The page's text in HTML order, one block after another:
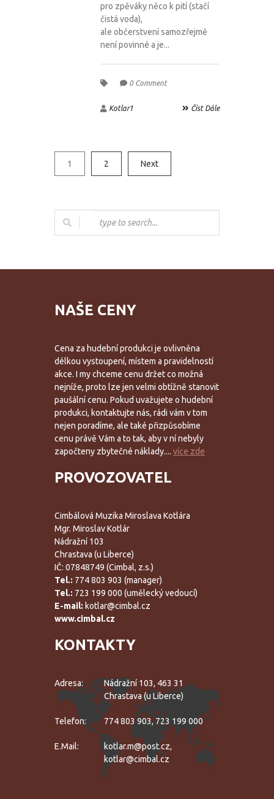
pro zpěváky něco k pití (stačí
čistá voda),
ale občerstvení samozřejmě
není povinné a je...
0 Comment
Kotlar1 Číst Dále
1 2 Next
NAŠE CENY
Cena za hudební produkci je ovlivněna
délkou vystoupení, místem a pravidelností
akce. I my chceme cenu držet co možná
nejníže, proto lze jen velmi obtížně stanovit
paušální cenu. Pokud uvažujete o hudební
produkci, kontaktujte nás, rádi vám v tom
nejen poradíme, ale také přizpůsobíme
cenu právě Vám a to tak, aby v ní nebyly
započteny zbytečné náklady.... více zde
PROVOZOVATEL
Cimbálová Muzika Miroslava Kotlára
Mgr. Miroslav Kotlár
Nádražní 103
Chrastava (u Liberce)
IČ: 07848749 (Cimbal, z.s.)
Tel.: 774 803 903 (manager)
Tel.: 723 199 000 (umělecký vedoucí)
E-mail: kotlar@cimbal.cz
www.cimbal.cz
KONTAKTY
Adresa:
Nádražní 103, 463 31
Chrastava (u Liberce)
Telefon: 774 803 903, 723 199 000
E.mail:
kotlar.m@post.cz,
kotlar@cimbal.cz